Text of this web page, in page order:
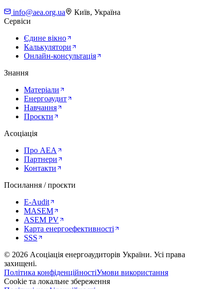
info@aea.org.ua
Київ, Україна
Сервіси
Єдине вікно
Калькулятори
Онлайн-консультація
Знання
Матеріали
Енергоаудит
Навчання
Проєкти
Асоціація
Про AEA
Партнери
Контакти
Посилання / проєкти
E-Audit
MASEM
ASEM PV
Карта енергоефективності
SSS
© 2026 Асоціація енергоаудиторів України. Усі права
захищені.
Політика конфіденційностіУмови використання
Cookie та локальне збереження